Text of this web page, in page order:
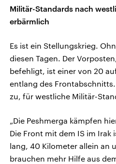
Militär-Standards nach
erbärmlich
Es ist ein Stellungskrieg.
diesen Tagen. Der
befehligt, ist einer von 20
entlang des
zu, für westliche Militär-
„Die Peshmerga kämpfen
Die Front mit dem IS im
lang, 40 Kilometer allein an
brauchen mehr Hilfe aus